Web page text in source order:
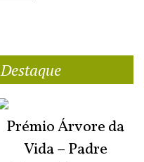
Destaque
Prémio Árvore da
Vida – Padre